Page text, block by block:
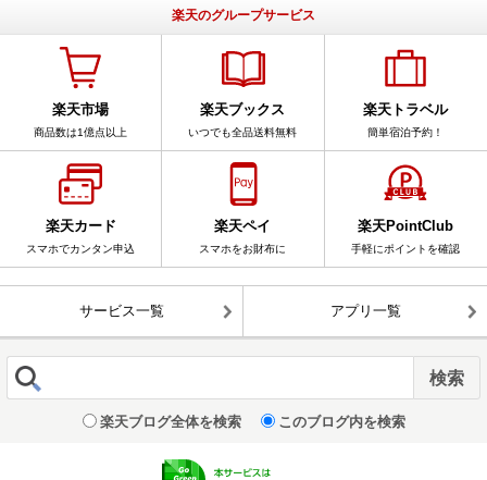
楽天のグループサービス
楽天市場
商品数は1億点以上
楽天ブックス
いつでも全品送料無料
楽天トラベル
簡単宿泊予約！
楽天カード
スマホでカンタン申込
楽天ペイ
スマホをお財布に
楽天PointClub
手軽にポイントを確認
サービス一覧 アプリ一覧
楽天ブログ全体を検索 このブログ内を検索